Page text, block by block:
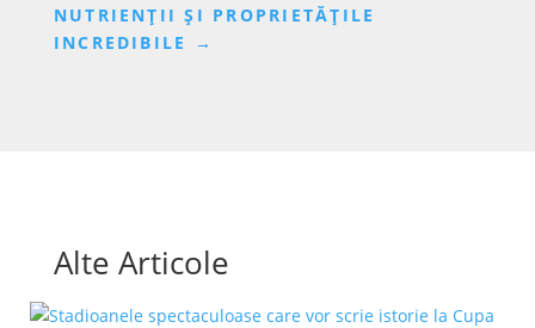
NUTRIENȚII ȘI PROPRIETĂȚILE
INCREDIBILE
→
Alte Articole